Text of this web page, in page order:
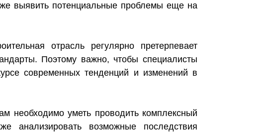
выявить потенциальные проблемы еще на
отрасль регулярно претерпевает
Поэтому важно, чтобы специалисты
современных тенденций и изменений в
необходимо уметь проводить комплексный
анализировать возможные последствия